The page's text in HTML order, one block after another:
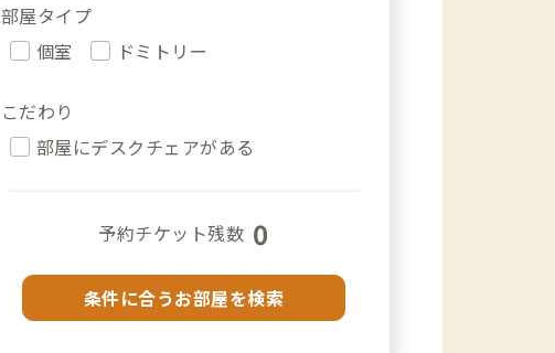
部屋タイプ
個室
ドミトリー
こだわり
部屋にデスクチェアがある
予約チケット残数 0
条件に合うお部屋を検索